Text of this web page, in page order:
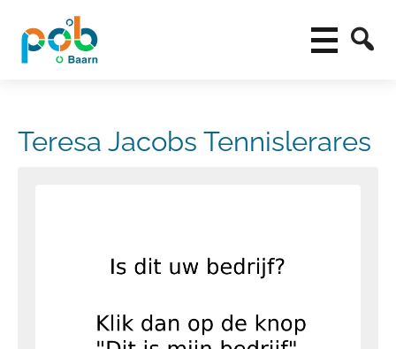
Teresa Jacobs Tennislerares